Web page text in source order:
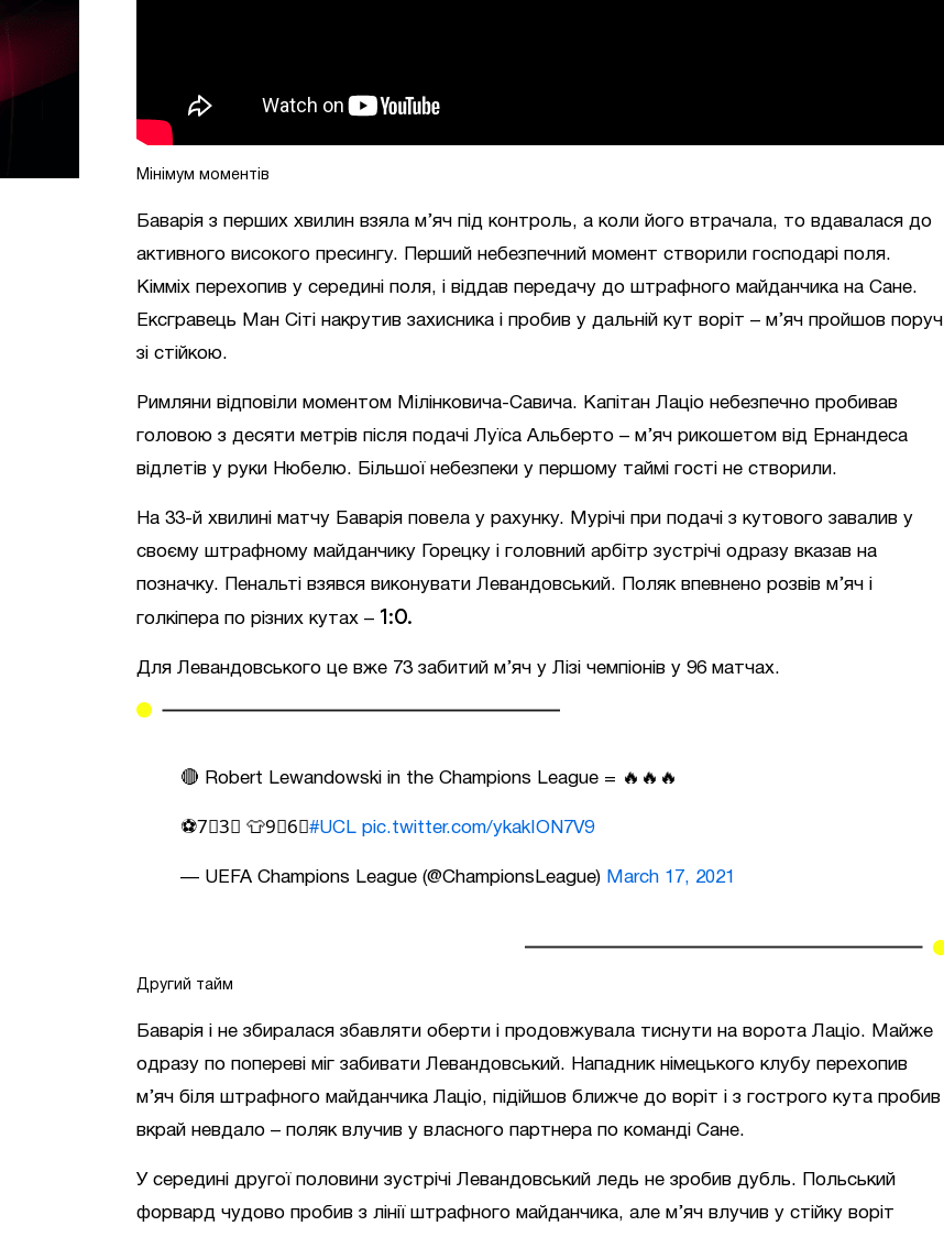
Мінімум моментів
Баварія з перших хвилин взяла м’яч під контроль, а коли його втрачала, то вдавалася до
активного високого пресингу. Перший небезпечний момент створили господарі поля.
Кімміх перехопив у середині поля, і віддав передачу до штрафного майданчика на Сане.
Ексгравець Ман Сіті накрутив захисника і пробив у дальній кут воріт – м’яч пройшов поруч
зі стійкою.
Римляни відповіли моментом Мілінковича-Савича. Капітан Лаціо небезпечно пробивав
головою з десяти метрів після подачі Луїса Альберто – м’яч рикошетом від Ернандеса
відлетів у руки Нюбелю. Більшої небезпеки у першому таймі гості не створили.
На 33-й хвилині матчу Баварія повела у рахунку. Мурічі при подачі з кутового завалив у
своєму штрафному майданчику Горецку і головний арбітр зустрічі одразу вказав на
позначку. Пенальті взявся виконувати Левандовський. Поляк впевнено розвів м’яч і
голкіпера по різних кутах – 1:0.
Для Левандовського це вже 73 забитий м’яч у Лізі чемпіонів у 96 матчах.
🔴 Robert Lewandowski in the Champions League = 🔥🔥🔥
⚽️7⃣3⃣ 👕9⃣6⃣#UCL pic.twitter.com/ykakION7V9
— UEFA Champions League (@ChampionsLeague) March 17, 2021
Другий тайм
Баварія і не збиралася збавляти оберти і продовжувала тиснути на ворота Лаціо. Майже
одразу по попереві міг забивати Левандовський. Нападник німецького клубу перехопив
м’яч біля штрафного майданчика Лаціо, підійшов ближче до воріт і з гострого кута пробив
вкрай невдало – поляк влучив у власного партнера по команді Сане.
У середині другої половини зустрічі Левандовський ледь не зробив дубль. Польський
форвард чудово пробив з лінії штрафного майданчика, але м’яч влучив у стійку воріт